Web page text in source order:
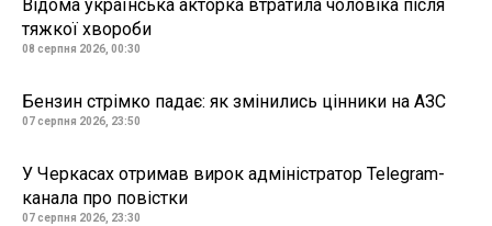
Відома українська акторка втратила чоловіка після
тяжкої хвороби
08 серпня 2026, 00:30
Бензин стрімко падає: як змінились цінники на АЗС
07 серпня 2026, 23:50
У Черкасах отримав вирок адміністратор Telegram-
канала про повістки
07 серпня 2026, 23:30